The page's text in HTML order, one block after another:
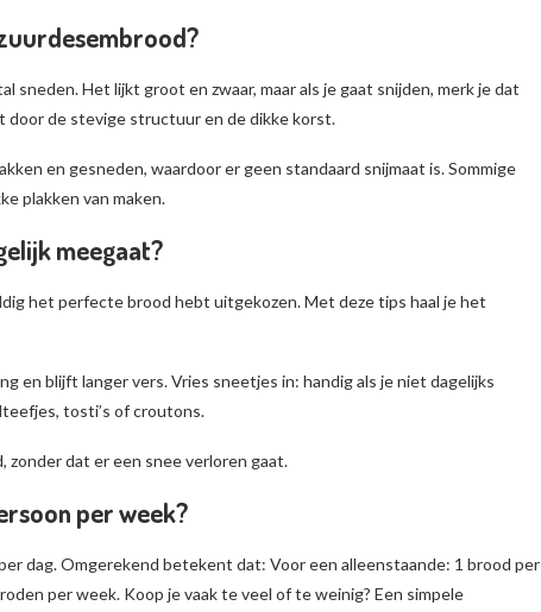
sneden. Het lijkt groot en zwaar, maar als je gaat snijden, merk je dat
door de stevige structuur en de dikke korst.
en gesneden, waardoor er geen standaard snijmaat is. Sommige
plakken van maken.
meegaat?
het perfecte brood hebt uitgekozen. Met deze tips haal je het
en blijft langer vers. Vries sneetjes in: handig als je niet dagelijks
tosti’s of croutons.
zonder dat er een snee verloren gaat.
per week?
dag. Omgerekend betekent dat: Voor een alleenstaande: 1 brood per
per week. Koop je vaak te veel of te weinig? Een simpele